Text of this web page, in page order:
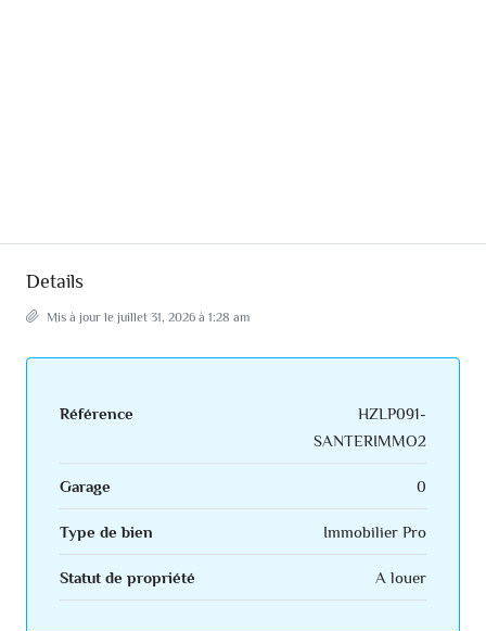
Details
Mis à jour le juillet 31, 2026 à 1:28 am
Référence
HZLP091-
SANTERIMMO2
Garage 0
Type de bien Immobilier Pro
Statut de propriété A louer